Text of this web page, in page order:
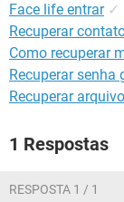
Face life entrar ✓
Recuperar
Como recuperar
Recuperar senha
Recuperar
1 Respostas
RESPOSTA 1 / 1